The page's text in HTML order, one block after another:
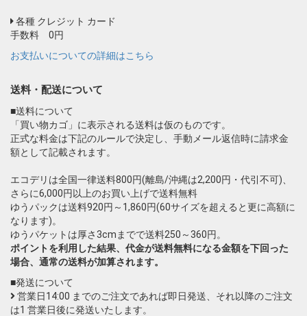
各種 クレジット カード
手数料 0円
お支払いについての詳細はこちら
送料・配送について
■送料について
「買い物カゴ」に表示される送料は仮のものです。
正式な料金は下記のルールで決定し、手動メール返信時に請求金
額として記載されます。
エコデリは全国一律送料800円(離島/沖縄は2,200円・代引不可)、
さらに6,000円以上のお買い上げで送料無料
ゆうパックは送料920円～1,860円(60サイズを超えると更に高額に
なります)。
ゆうパケットは厚さ3cmまでで送料250～360円。
ポイントを利用した結果、代金が送料無料になる金額を下回った
場合、通常の送料が加算されます。
■発送について
営業日14:00 までのご注文であれば即日発送、それ以降のご注文
は1 営業日後に発送いたします。